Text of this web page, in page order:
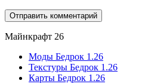
Майнкрафт 26
Моды Бедрок 1.26
Текстуры Бедрок 1.26
Карты Бедрок 1.26